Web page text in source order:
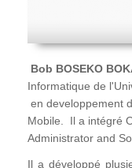
Bob BOSEKO
Informatique de
en developpement
Mobile. Il a intégré
Administrator and
Il a développé